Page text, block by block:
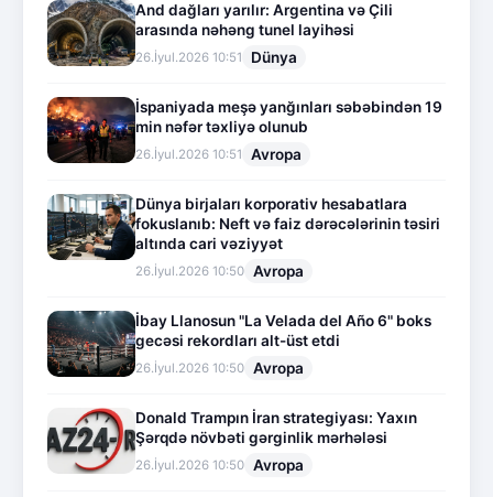
And dağları yarılır: Argentina və Çili
arasında nəhəng tunel layihəsi
26.İyul.2026 10:51 Dünya
İspaniyada meşə yanğınları səbəbindən 19
min nəfər təxliyə olunub
26.İyul.2026 10:51 Avropa
Dünya birjaları korporativ hesabatlara
fokuslanıb: Neft və faiz dərəcələrinin təsiri
altında cari vəziyyət
26.İyul.2026 10:50 Avropa
İbay Llanosun "La Velada del Año 6" boks
gecəsi rekordları alt-üst etdi
26.İyul.2026 10:50 Avropa
Donald Trampın İran strategiyası: Yaxın
Şərqdə növbəti gərginlik mərhələsi
26.İyul.2026 10:50 Avropa